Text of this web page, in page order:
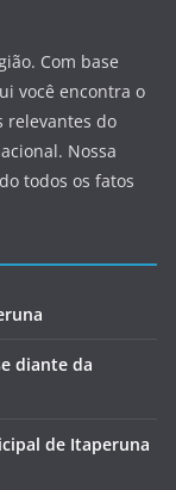
Com base
você encontra o
relevantes do
Nossa
todos os fatos
diante da
de Itaperuna